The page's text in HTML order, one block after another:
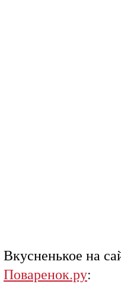
Вкусненькое на
Поваренок.ру: